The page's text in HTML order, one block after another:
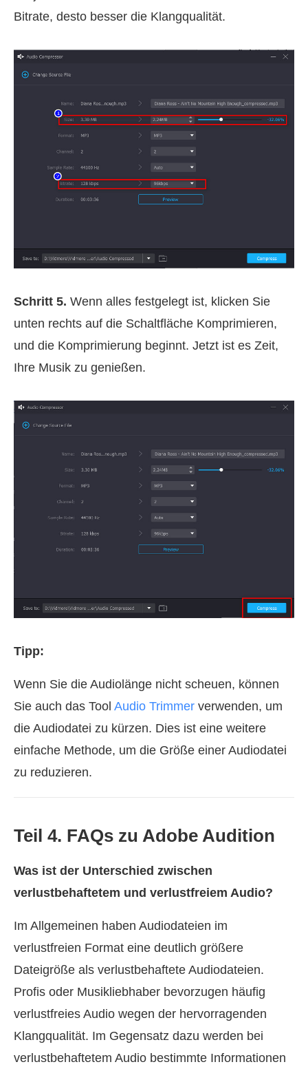
Bitrate, desto besser die Klangqualität.
Schritt 5. Wenn alles festgelegt ist, klicken Sie
unten rechts auf die Schaltfläche Komprimieren,
und die Komprimierung beginnt. Jetzt ist es Zeit,
Ihre Musik zu genießen.
Tipp:
Wenn Sie die Audiolänge nicht scheuen, können
Sie auch das Tool Audio Trimmer verwenden, um
die Audiodatei zu kürzen. Dies ist eine weitere
einfache Methode, um die Größe einer Audiodatei
zu reduzieren.
Teil 4. FAQs zu Adobe Audition
Was ist der Unterschied zwischen
verlustbehaftetem und verlustfreiem Audio?
Im Allgemeinen haben Audiodateien im
verlustfreien Format eine deutlich größere
Dateigröße als verlustbehaftete Audiodateien.
Profis oder Musikliebhaber bevorzugen häufig
verlustfreies Audio wegen der hervorragenden
Klangqualität. Im Gegensatz dazu werden bei
verlustbehaftetem Audio bestimmte Informationen